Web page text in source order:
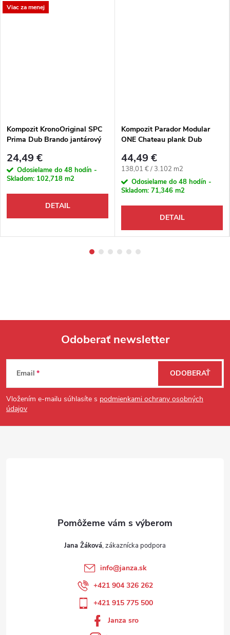
Viac za menej
Kompozit KronoOriginal SPC
Prima Dub Brando jantárový
24,49 €
Odosielame do 48 hodín -
Skladom: 102,718 m2
DETAIL
Kompozit Parador Modular
ONE Chateau plank Dub
44,49 €
Jednotková cena:
138,01 € / 3.102 m2
Odosielame do 48 hodín -
Skladom: 71,346 m2
DETAIL
Zápätie
Odoberať newsletter
Email
Vložením e-mailu súhlasíte s podmienkami ochrany osobných
údajov
ODOBERAŤ
Jana Žáková
info@janza.sk
+421 904 326 262
+421 915 775 500
Janza sro